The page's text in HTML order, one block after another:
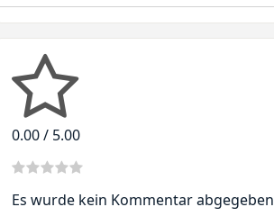
0.00 / 5.00
Es wurde kein Kommentar abgegeben